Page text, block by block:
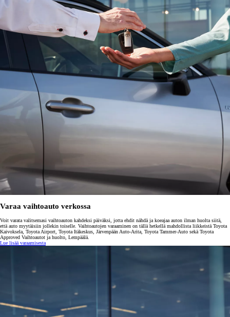
Varaa vaihtoauto verkossa
Voit varata valitsemasi vaihtoauton kahdeksi päiväksi, jotta ehdit nähdä ja koeajaa auton ilman huolta siitä,
että auto myytäisiin jollekin toiselle. Vaihtoautojen varaaminen on tällä hetkellä mahdollista liikkeistä Toyota
Kaivoksela, Toyota Airport, Toyota Itäkeskus, Järvenpään Auto-Arita, Toyota Tammer-Auto sekä Toyota
Approved Vaihtoautot ja huolto, Lempäälä.
Lue lisää varaamisesta